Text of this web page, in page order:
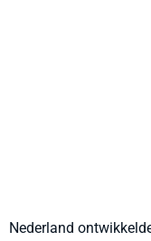
Nederland